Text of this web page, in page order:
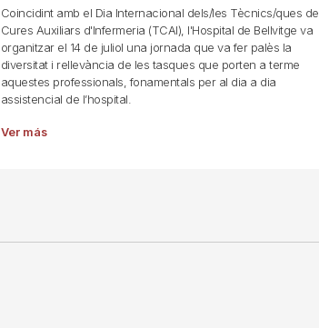
Coincidint amb el Dia Internacional dels/les Tècnics/ques de
Cures Auxiliars d'Infermeria (TCAI), l'Hospital de Bellvitge va
organitzar el 14 de juliol una jornada que va fer palès la
diversitat i rellevància de les tasques que porten a terme
aquestes professionals, fonamentals per al dia a dia
assistencial de l’hospital.
Ver más